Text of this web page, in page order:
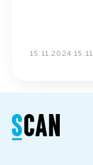
15.11.2024 15:11